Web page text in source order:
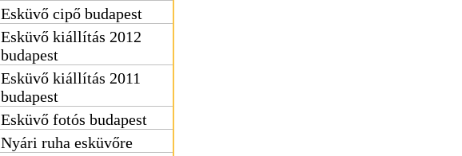
Esküvő cipő budapest
Esküvő kiállítás 2012
budapest
Esküvő kiállítás 2011
budapest
Esküvő fotós budapest
Nyári ruha esküvőre